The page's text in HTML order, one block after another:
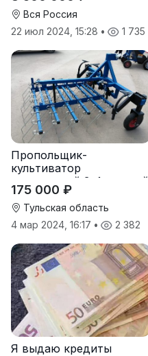
Вся Россия
22 июл 2024, 15:28 • 1 735
Пропольщик-
культиватор
штригерный 3-4-рядный
«ТУЛКА-3/4»
175 000 ₽
Тульская область
4 мар 2024, 16:17 • 2 382
Я выдаю кредиты